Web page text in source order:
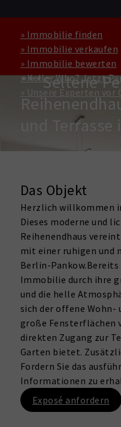
» Immobilie finden
» Immobilie verkaufen
» Immobilie bewerten
» Keller Who? Jetzt
» Unsere Experten vor
HAUS ZU KAUFEN IN
***Seltene
und
Das Objekt
Herzlich willkommen
Dieses moderne und
Reihenendhaus
mit einer ruhigen und
Berlin-
Immobilie durch ihre
und die helle
sich der offene Wohn-
große Fensterflächen
direkten Zugang zur
Garten bietet.
Fordern Sie das
Informationen zu
Exposé anfordern